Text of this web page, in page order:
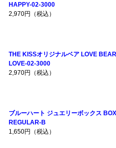
HAPPY-02-3000
2,970円（税込）
THE KISSオリジナルベア LOVE
LOVE-02-3000
2,970円（税込）
ブルーハート ジュエリーボックス
REGULAR-B
1,650円（税込）